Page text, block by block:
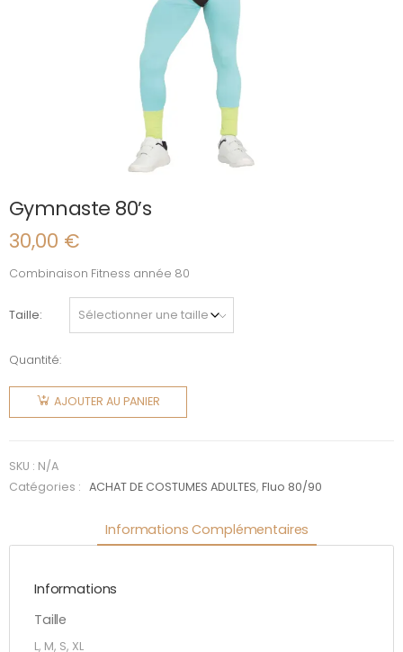
Gymnaste 80’s
30,00 €
Combinaison Fitness année 80
Taille
Quantité:
quantité
Gymnaste
AJOUTER AU PANIER
SKU : N/A
Catégories :
ACHAT DE COSTUMES ADULTES,Fluo 80/90
Informations Complémentaires
Informations
Taille
L, M, S, XL